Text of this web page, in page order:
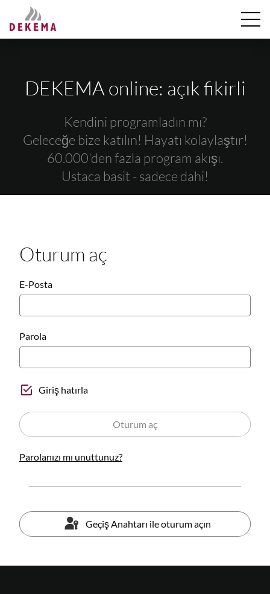
DEKEMA online: açık fikirli
Kendini programladın mı?
Geleceğe bize katılın! Hayatı kolaylaştır!
60.000'den fazla program akışı.
Ustaca basit - sadece dahi!
Oturum aç
E-Posta
Parola
Giriş hatırla
Oturum aç
Parolanızı mı unuttunuz?
Geçiş Anahtarı ile oturum açın